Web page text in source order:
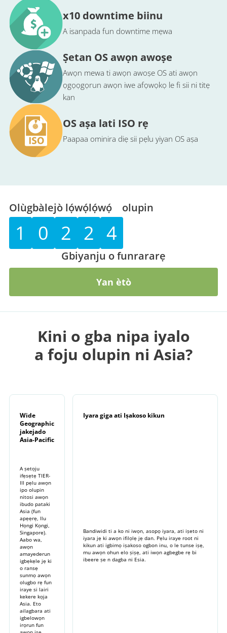
x10 downtime biinu
A isanpada fun downtime mẹwa
Ṣetan OS awọn awoṣe
Awọn mewa ti awọn awoṣe OS ati awọn
ọgọọgọrun awọn iwe afọwọkọ le fi sii ni titẹ
kan
OS aṣa lati ISO rẹ
Paapaa ominira diẹ sii pẹlu yiyan OS aṣa
Olùgbàlejò lọ́wọ́lọ́wọ́
1 0 2 2 4
olupin
Gbiyanju o funrararẹ
Yan ètò
Kini o gba nipa iyalo
a foju olupin ni Asia?
Wide
Geographic
jakejado
Asia-Pacific
A ṣetọju
ifẹsẹtẹ TIER-
III pẹlu awọn
ipo olupin
nitosi awọn
ibudo pataki
Asia (fun
apẹẹrẹ, Ilu
Họngi Kọngi,
Singapore).
Aabo wa,
awọn
amayederun
igbẹkẹle jẹ ki
o ransẹ
sunmọ awọn
olugbo rẹ fun
iraye si lairi
kekere kọja
Asia. Eto
ailagbara ati
igbelowọn
irọrun fun
Iyara giga ati Iṣakoso kikun
Bandiwidi ti a ko ni iwọn, asopọ iyara, ati iṣeto ni
iyara jẹ ki awọn ifilọlẹ jẹ dan. Pẹlu iraye root ni
kikun ati igbimọ iṣakoso ogbon inu, o le tunse iṣẹ,
mu awọn ohun elo ṣiṣẹ, ati iwọn agbegbe rẹ bi
ibeere ṣe n dagba ni Esia.